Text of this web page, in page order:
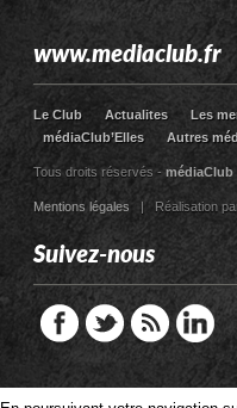
www.mediaclub.fr
Le Club Actualites Les
médiaClub’Elles
Autres
Tous droits réservés -médiaClub
Mentions légales| Réalisation
Suivez-nous